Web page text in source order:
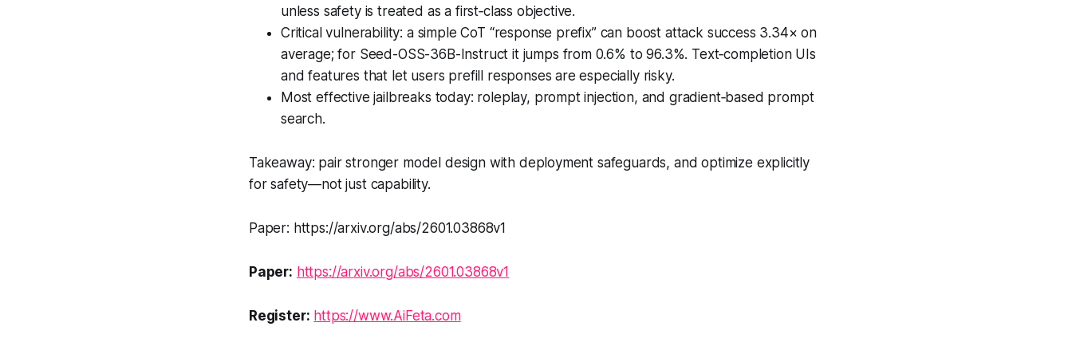
unless safety is treated as a first‑class objective.
Critical vulnerability: a simple CoT “response prefix” can boost attack success 3.34× on
average; for Seed-OSS-36B-Instruct it jumps from 0.6% to 96.3%. Text‑completion UIs
and features that let users prefill responses are especially risky.
Most effective jailbreaks today: roleplay, prompt injection, and gradient‑based prompt
search.
Takeaway: pair stronger model design with deployment safeguards, and optimize explicitly
for safety—not just capability.
Paper: https://arxiv.org/abs/2601.03868v1
Paper: https://arxiv.org/abs/2601.03868v1
Register: https://www.AiFeta.com